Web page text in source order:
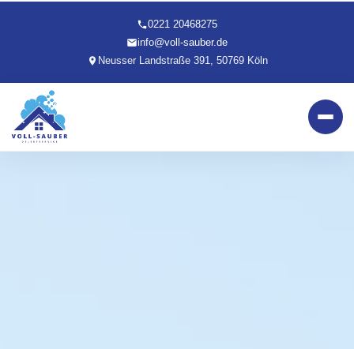
0221 20468275
info@voll-sauber.de
Neusser Landstraße 391, 50769 Köln